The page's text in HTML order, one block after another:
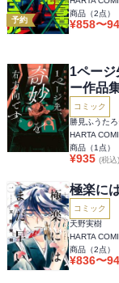
予約
商品（2点）
¥858〜
1ペー
ー作品
コミック
勝見ふうたろ
HARTA
商品（1 点）
¥935 (税込)
極楽に
コミック
天野実樹
HARTA
商品（2点）
¥836〜